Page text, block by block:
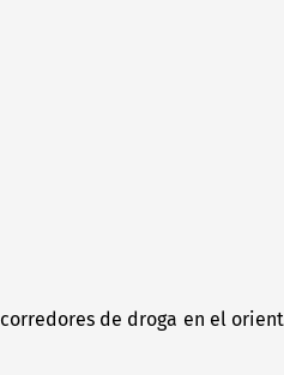
de droga en el